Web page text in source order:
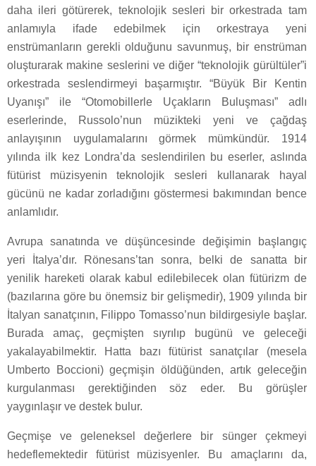
daha ileri götürerek, teknolojik sesleri bir orkestrada tam
anlamıyla ifade edebilmek için orkestraya yeni
enstrümanların gerekli olduğunu savunmuş, bir enstrüman
oluşturarak makine seslerini ve diğer “teknolojik gürültüler”i
orkestrada seslendirmeyi başarmıştır. “Büyük Bir Kentin
Uyanışı” ile “Otomobillerle Uçakların Buluşması” adlı
eserlerinde, Russolo’nun müzikteki yeni ve çağdaş
anlayışının uygulamalarını görmek mümkündür. 1914
yılında ilk kez Londra’da seslendirilen bu eserler, aslında
fütürist müzisyenin teknolojik sesleri kullanarak hayal
gücünü ne kadar zorladığını göstermesi bakımından bence
anlamlıdır.
Avrupa sanatında ve düşüncesinde değişimin başlangıç
yeri İtalya’dır. Rönesans’tan sonra, belki de sanatta bir
yenilik hareketi olarak kabul edilebilecek olan fütürizm de
(bazılarına göre bu önemsiz bir gelişmedir), 1909 yılında bir
İtalyan sanatçının, Filippo Tomasso’nun bildirgesiyle başlar.
Burada amaç, geçmişten sıyrılıp bugünü ve geleceği
yakalayabilmektir. Hatta bazı fütürist sanatçılar (mesela
Umberto Boccioni) geçmişin öldüğünden, artık geleceğin
kurgulanması gerektiğinden söz eder. Bu görüşler
yaygınlaşır ve destek bulur.
Geçmişe ve geleneksel değerlere bir sünger çekmeyi
hedeflemektedir fütürist müzisyenler. Bu amaçlarını da,